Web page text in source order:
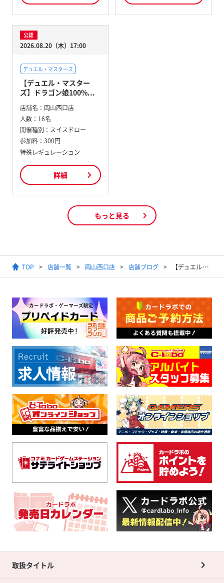
公認
2026.08.20（木）17:00
デュエル・マスターズ
【デュエル・マスター
ズ】ドラゴン娘100%...
店舗名： 岡山西口店
人数： 16名
開催種別： スイスドロー
参加料： 300円
特殊レギュレーション
詳細
もっと見る
TOP 店舗一覧 岡山西口店 店舗ブログ 【デュエルマスターズ】『エキサイティング・デュエパ・デッキ 』【予約情報】
取扱タイトル